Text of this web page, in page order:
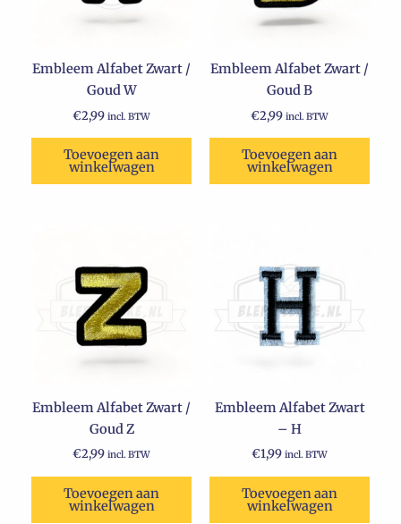
Embleem Alfabet Zwart /
Goud W
€2,99 incl. BTW
Toevoegen aan
winkelwagen
Embleem Alfabet Zwart /
Goud B
€2,99 incl. BTW
Toevoegen aan
winkelwagen
Embleem Alfabet Zwart /
Goud Z
€2,99 incl. BTW
Toevoegen aan
winkelwagen
Embleem Alfabet Zwart
– H
€1,99 incl. BTW
Toevoegen aan
winkelwagen